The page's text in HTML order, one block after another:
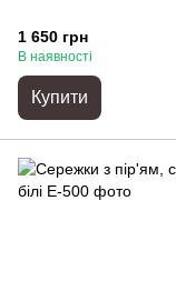
1 650 грн
В наявності
Купити